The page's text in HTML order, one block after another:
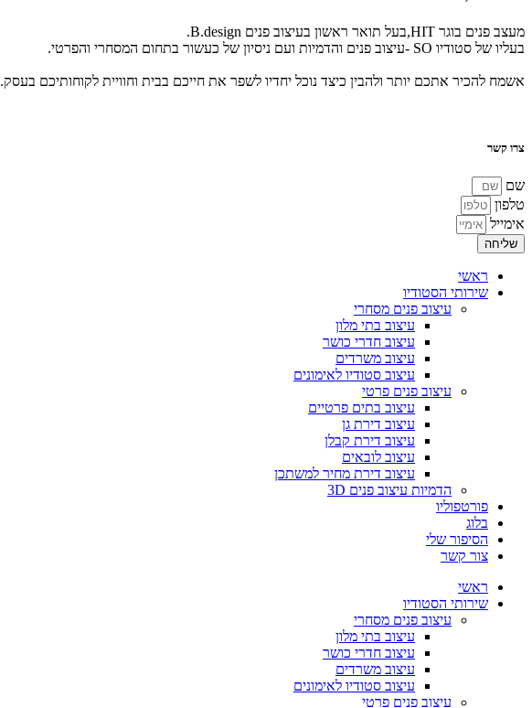
מעצב פנים בוגר HIT,בעל תואר ראשון בעיצוב פנים B.design.
בעליו של סטודיו SO -עיצוב פנים והדמיות ועם ניסיון של כעשור בתחום המסחרי והפרטי.
אשמח להכיר אתכם יותר ולהבין כיצד נוכל יחדיו לשפר את חייכם בבית וחוויית לקוחותיכם בעסק.
צרו קשר
שם
טלפון
אימייל
שליחה
ראשי
שירותי הסטודיו
עיצוב פנים מסחרי
עיצוב בתי מלון
עיצוב חדרי כושר
עיצוב משרדים
עיצוב סטודיו לאימונים
עיצוב פנים פרטי
עיצוב בתים פרטיים
עיצוב דירת גן
עיצוב דירת קבלן
עיצוב לובאים
עיצוב דירת מחיר למשתכן
הדמיות עיצוב פנים 3D
פורטפוליו
בלוג
הסיפור שלי
צור קשר
ראשי
שירותי הסטודיו
עיצוב פנים מסחרי
עיצוב בתי מלון
עיצוב חדרי כושר
עיצוב משרדים
עיצוב סטודיו לאימונים
עיצוב פנים פרטי